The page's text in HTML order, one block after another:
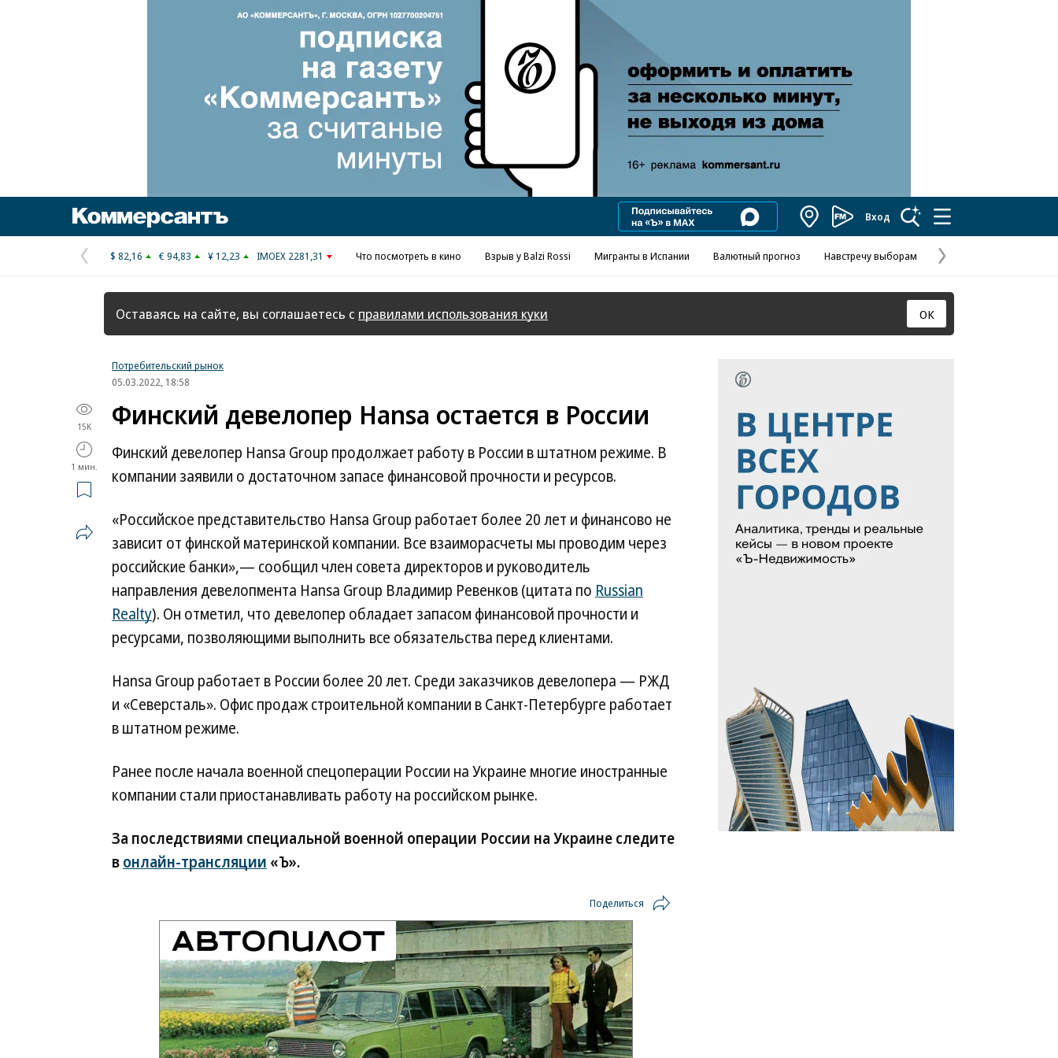
Реклама в «Ъ» www.kommersant.ru/ad
КоммерсантъВход
Предыдущая
страница
$ 82,16 € 94,83 ¥ 12,23 IMOEX 2281,31 Что посмотреть в кино Взрыв у Balzi Rossi Мигранты в Испании Валютный прогноз Навстречу выборам
Следующая
страница
Оставаясь на сайте, вы соглашаетесь с правилами использования куки ОК
Потребительский рынок
05.03.2022, 18:58
15K
1 мин.
Финский девелопер Hansa остается в России
Финский девелопер Hansa Group продолжает работу в России в штатном режиме. В
компании заявили о достаточном запасе финансовой прочности и ресурсов.
«Российское представительство Hansa Group работает более 20 лет и финансово не
зависит от финской материнской компании. Все взаиморасчеты мы проводим через
российские банки»,— сообщил член совета директоров и руководитель
направления девелопмента Hansa Group Владимир Ревенков (цитата по Russian
Realty). Он отметил, что девелопер обладает запасом финансовой прочности и
ресурсами, позволяющими выполнить все обязательства перед клиентами.
Hansa Group работает в России более 20 лет. Среди заказчиков девелопера — РЖД
и «Северсталь». Офис продаж строительной компании в Санкт-Петербурге работает
в штатном режиме.
Ранее после начала военной спецоперации России на Украине многие иностранные
компании стали приостанавливать работу на российском рынке.
За последствиями специальной военной операции России на Украине следите
вонлайн-трансляции «Ъ».
Поделиться